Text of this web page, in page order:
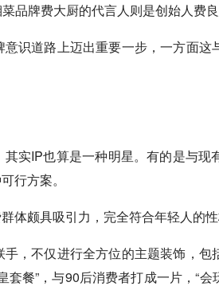
品牌费大厨的代言人则是创始人
识道路上迈出重要一步，一方面这
实IP也算是一种明星。有的是与现
行方案。
体颇具吸引力，完全符合年轻人的性
，不仅进行全方位的主题装饰，包
餐”，与90后消费者打成一片，“会